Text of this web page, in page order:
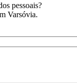
pessoais?
Varsóvia.